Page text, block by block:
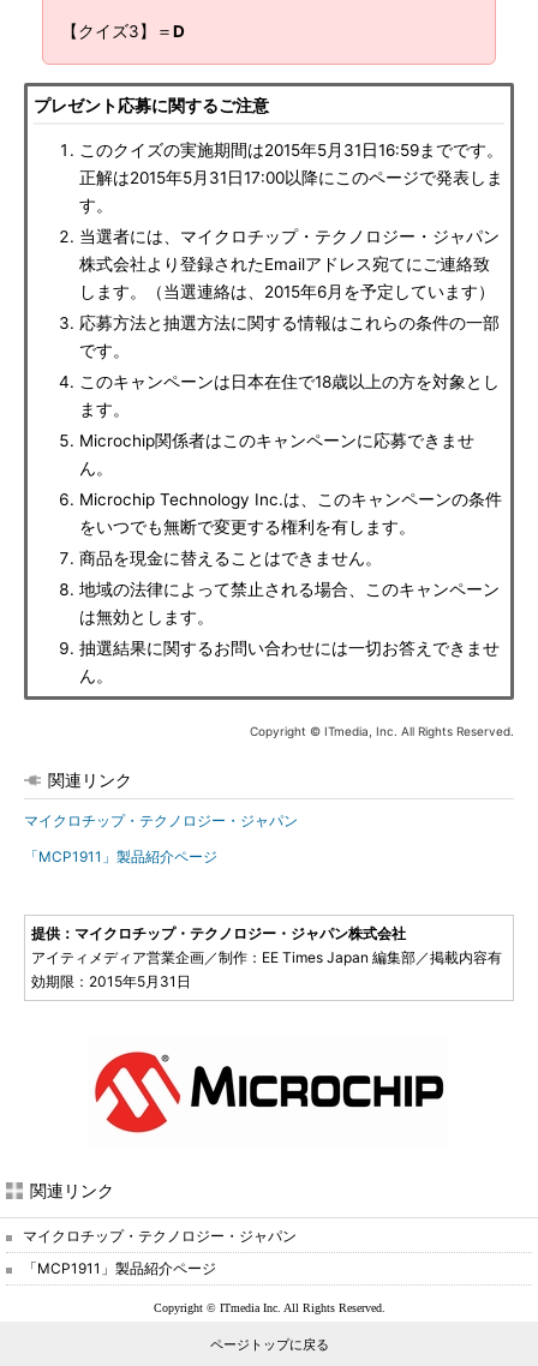
【クイズ3】＝D
プレゼント応募に関するご注意
このクイズの実施期間は2015年5月31日16:59までです。
正解は2015年5月31日17:00以降にこのページで発表しま
す。
当選者には、マイクロチップ・テクノロジー・ジャパン
株式会社より登録されたEmailアドレス宛てにご連絡致
します。（当選連絡は、2015年6月を予定しています）
応募方法と抽選方法に関する情報はこれらの条件の一部
です。
このキャンペーンは日本在住で18歳以上の方を対象とし
ます。
Microchip関係者はこのキャンペーンに応募できませ
ん。
Microchip Technology Inc.は、このキャンペーンの条件
をいつでも無断で変更する権利を有します。
商品を現金に替えることはできません。
地域の法律によって禁止される場合、このキャンペーン
は無効とします。
抽選結果に関するお問い合わせには一切お答えできませ
ん。
Copyright © ITmedia, Inc. All Rights Reserved.
関連リンク
マイクロチップ・テクノロジー・ジャパン
「MCP1911」製品紹介ページ
提供：マイクロチップ・テクノロジー・ジャパン株式会社
アイティメディア営業企画／制作：EE Times Japan 編集部／掲載内容有
効期限：2015年5月31日
関連リンク
マイクロチップ・テクノロジー・ジャパン
「MCP1911」製品紹介ページ
Copyright © ITmedia Inc. All Rights Reserved.
ページトップに戻る